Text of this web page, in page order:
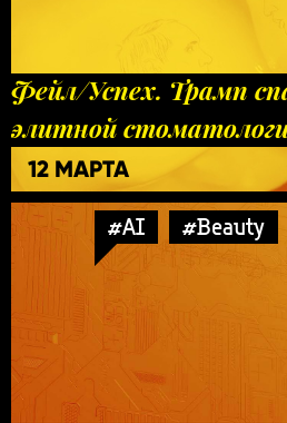
Фейл/Успех. Трамп
элитной
12 МАРТА
#AI #Beauty